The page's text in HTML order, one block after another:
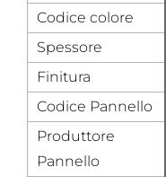
Codice colore
Spessore
Finitura
Codice Pannello
Produttore
Pannello